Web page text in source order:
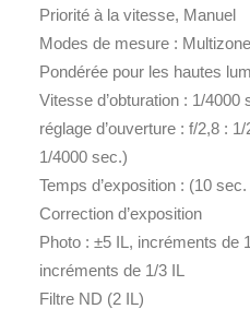
Priorité à la vitesse, Manuel
Modes de mesure :
Pondérée pour les hautes
Vitesse d’obturation : 1/
réglage d’ouverture : f/2,8 :
1/4000 sec.)
Temps d’exposition : (10
Correction d’exposition
Photo : ±5 IL, incréments de
incréments de 1/3 IL
Filtre ND (2 IL)